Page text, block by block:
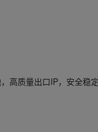
高质量出口IP，安全稳